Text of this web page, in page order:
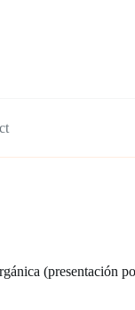
(presentación